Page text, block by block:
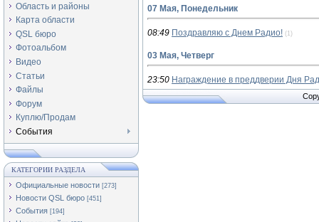
Область и районы
Карта области
QSL бюро
Фотоальбом
Видео
Статьи
Файлы
Форум
Куплю/Продам
События
КАТЕГОРИИ РАЗДЕЛА
Официальные новости [273]
Новости QSL бюро [451]
События [194]
07 Мая, Понедельник
08:49 Поздравляю с Днем Радио! (1)
03 Мая, Четверг
23:50 Награждение в преддверии Дня